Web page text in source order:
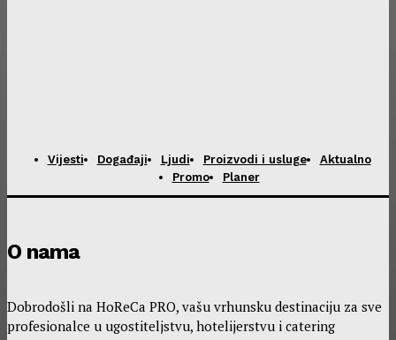
Vijesti Događaji Ljudi Proizvodi i usluge
Aktualno
Promo
Planer
O nama
Dobrodošli na HoReCa PRO, vašu vrhunsku destinaciju za sve
profesionalce u ugostiteljstvu, hotelijerstvu i catering